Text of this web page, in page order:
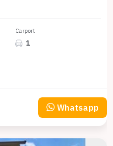
Carport
1
Whatsapp